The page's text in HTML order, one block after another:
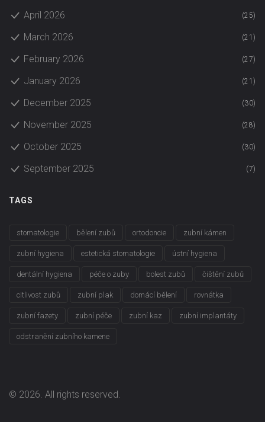
April 2026 (25)
March 2026 (21)
February 2026 (27)
January 2026 (21)
December 2025 (30)
November 2025 (28)
October 2025 (30)
September 2025 (7)
TAGS
stomatologie bělení zubů ortodoncie zubní kámen
zubní hygiena estetická stomatologie ústní hygiena
dentální hygiena péče o zuby bolest zubů čištění zubů
citlivost zubů zubní plak domácí bělení rovnátka
zubní fazety zubní péče zubní kaz zubní implantáty
odstranění zubního kamene
© 2026. All rights reserved.